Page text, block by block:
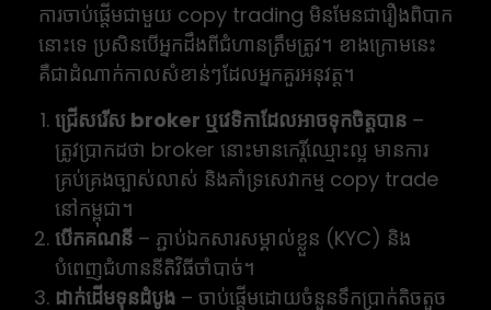
ការចាប់ផ្តើមជាមួយ copy trading មិនមែនជារឿងពិបាក
នោះទេ ប្រសិនបើអ្នកដឹងពីជំហានត្រឹមត្រូវ។ ខាងក្រោមនេះ
គឺជាដំណាក់កាលសំខាន់ៗដែលអ្នកគួរអនុវត្ត។
ជ្រើសរើស broker ឬវេទិកាដែលអាចទុកចិត្តបាន –
ត្រូវប្រាកដថា broker នោះមានកេរ្តិ៍ឈ្មោះល្អ មានការ
គ្រប់គ្រងច្បាស់លាស់ និងគាំទ្រសេវាកម្ម copy trade
នៅកម្ពុជា។
បើកគណនី – ភ្ជាប់ឯកសារសម្គាល់ខ្លួន (KYC) និង
បំពេញជំហាននីតិវិធីចាំបាច់។
ដាក់ដើមទុនដំបូង – ចាប់ផ្តើមដោយចំនួនទឹកប្រាក់តិចតួច